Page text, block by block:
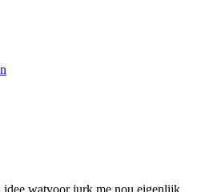
idee watvoor jurk me nou eigenlijk